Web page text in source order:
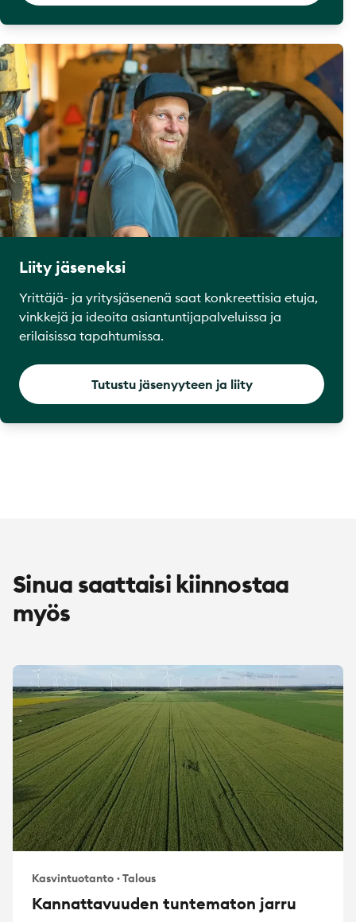
Liity jäseneksi
Yrittäjä- ja yritysjäsenenä saat konkreettisia etuja,
vinkkejä ja ideoita asiantuntijapalveluissa ja
erilaisissa tapahtumissa.
Tutustu jäsenyyteen ja liity
Sinua saattaisi kiinnostaa
myös
Kasvintuotanto ·Talous
Kannattavuuden tuntematon jarru